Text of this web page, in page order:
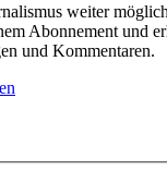
weiter
Abonnement und
und Kommentaren.